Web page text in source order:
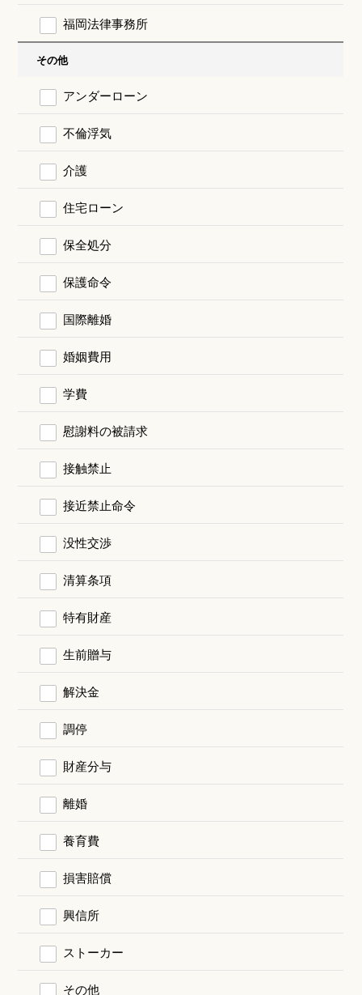
福岡法律事務所
その他
アンダーローン
不倫浮気
介護
住宅ローン
保全処分
保護命令
国際離婚
婚姻費用
学費
慰謝料の被請求
接触禁止
接近禁止命令
没性交渉
清算条項
特有財産
生前贈与
解決金
調停
財産分与
離婚
養育費
損害賠償
興信所
ストーカー
その他